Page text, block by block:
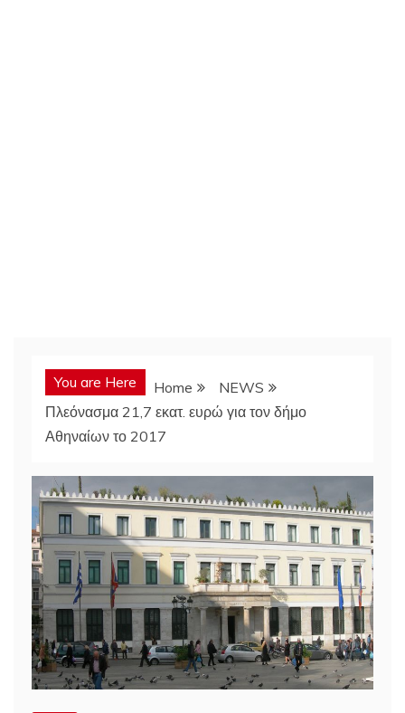
You are Here Home
NEWS
Πλεόνασμα 21,7 εκατ. ευρώ για τον δήμο
Αθηναίων το 2017